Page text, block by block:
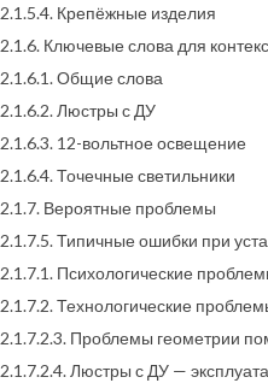
2.1.5.4. Крепёжные изделия
2.1.6. Ключевые слова для
2.1.6.1. Общие слова
2.1.6.2. Люстры с ДУ
2.1.6.3. 12-вольтное освещение
2.1.6.4. Точечные светильники
2.1.7. Вероятные проблемы
2.1.7.5. Типичные ошибки при
2.1.7.1. Психологические
2.1.7.2. Технологические
2.1.7.2.3. Проблемы геометрии
2.1.7.2.4. Люстры с ДУ —